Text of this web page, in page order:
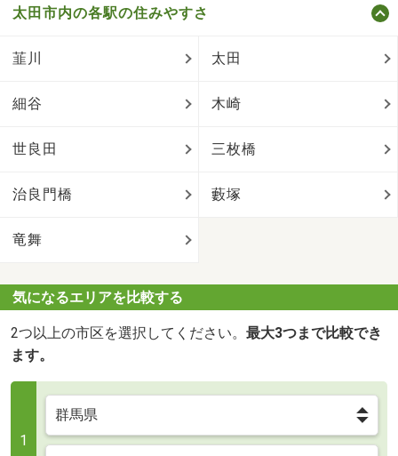
太田市内の各駅の住みやすさ
韮川 太田
細谷 木崎
世良田 三枚橋
治良門橋 藪塚
竜舞
気になるエリアを比較する
2つ以上の市区を選択してください。 最大3つまで比較でき
ます。
1